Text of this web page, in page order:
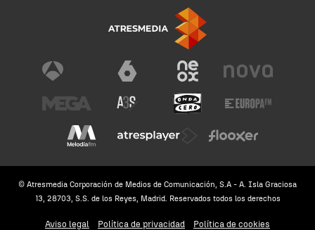
© Atresmedia Corporación de Medios de Comunicación, S.A - A. Isla Graciosa
13, 28703, S.S. de los Reyes, Madrid. Reservados todos los derechos
Aviso legal Política de privacidad Política de cookies